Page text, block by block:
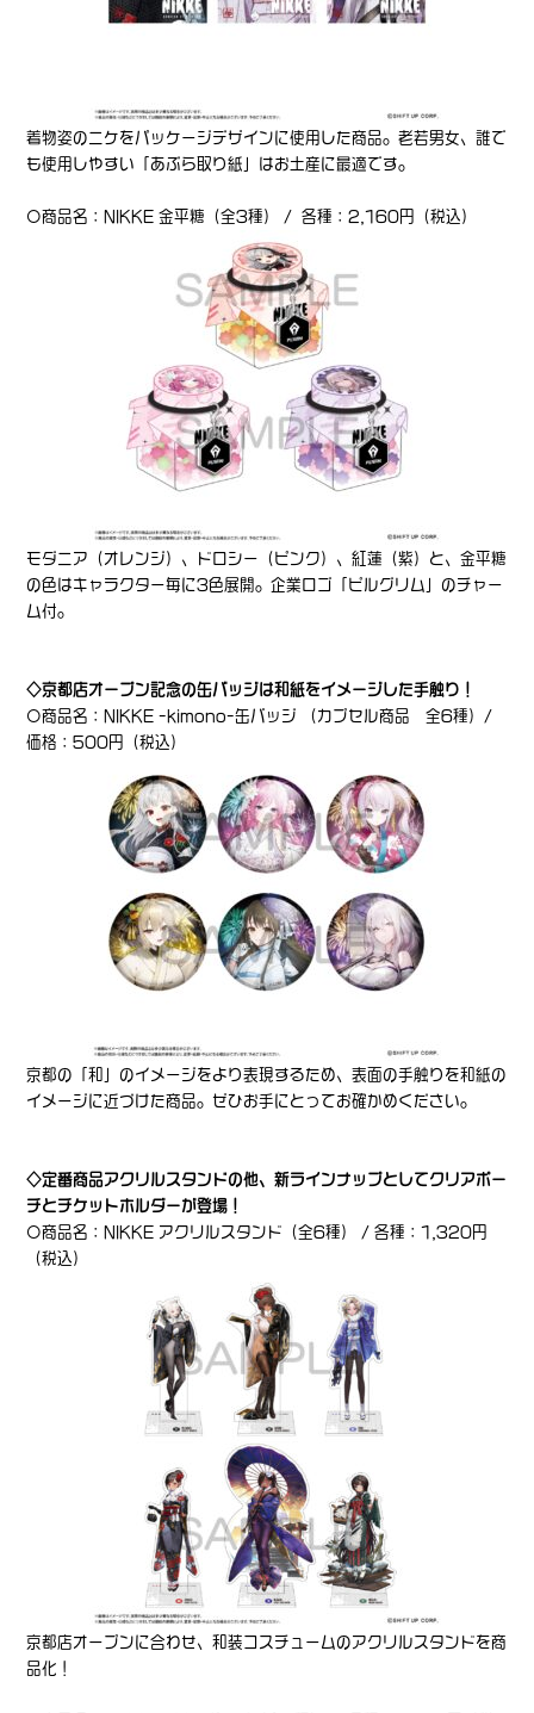
着物姿のニケをパッケージデザインに使用した商品。老若男女、誰で
も使用しやすい「あぶら取り紙」はお土産に最適です。
〇商品名：NIKKE 金平糖（全3種） / 各種：2,160円（税込）
モダニア（オレンジ）、ドロシー（ピンク）、紅蓮（紫）と、金平糖
の色はキャラクター毎に3色展開。企業ロゴ「ピルグリム」のチャー
ム付。
◇京都店オープン記念の缶バッジは和紙をイメージした手触り！
〇商品名：NIKKE -kimono-缶バッジ （カプセル商品 全6種）/
価格：500円（税込）
京都の「和」のイメージをより表現するため、表面の手触りを和紙の
イメージに近づけた商品。ぜひお手にとってお確かめください。
◇定番商品アクリルスタンドの他、新ラインナップとしてクリアポー
チとチケットホルダーが登場！
〇商品名：NIKKE アクリルスタンド（全6種） / 各種：1,320円
（税込）
京都店オープンに合わせ、和装コスチュームのアクリルスタンドを商
品化！